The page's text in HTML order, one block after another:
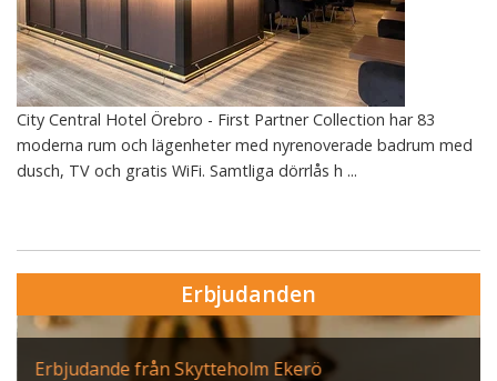
City Central Hotel Örebro - First Partner Collection har 83
moderna rum och lägenheter med nyrenoverade badrum med
dusch, TV och gratis WiFi. Samtliga dörrlås h ...
Erbjudanden
Erbjudande från Skytteholm Ekerö